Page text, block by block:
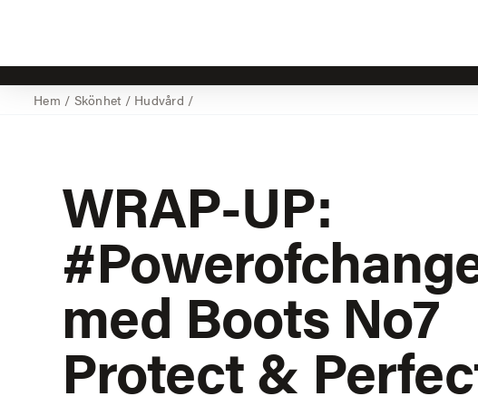
Hem / Skönhet/ Hudvård /
WRAP-UP:
med Boots No7
Protect &